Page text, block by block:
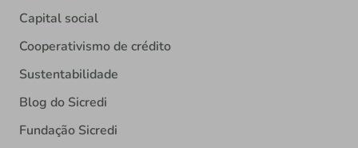
Capital social
Cooperativismo de crédito
Sustentabilidade
Blog do Sicredi
Fundação Sicredi